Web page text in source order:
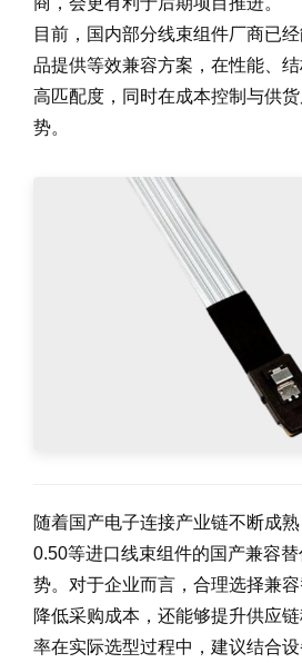
目前，国内部分线束组件厂商已
品提供等效兼容方案，在性能、
高匹配度，同时在成本控制与供
势。
随着国产电子连接产业链不断成
0.50等进口线束组件的国产兼容
势。对于企业而言，合理选择兼
降低采购成本，还能够提升供应
率在实际选型过程中，建议结合